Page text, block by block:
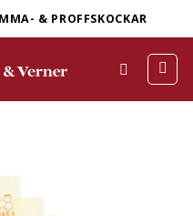
& PROFFSKOCKAR